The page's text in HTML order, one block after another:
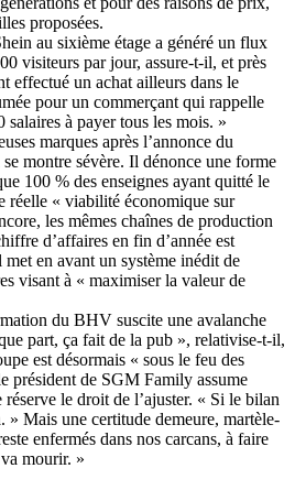
proposées.
au sixième étage a généré un flux
visiteurs par jour, assure-t-il, et près
effectué un achat ailleurs dans le
pour un commerçant qui rappelle
salaires à payer tous les mois. »
marques après l’annonce du
montre sévère. Il dénonce une forme
100 % des enseignes ayant quitté le
réelle « viabilité économique sur
les mêmes chaînes de production
d’affaires en fin d’année est
en avant un système inédit de
visant à « maximiser la valeur de
du BHV suscite une avalanche
part, ça fait de la pub », relativise-t-il,
est désormais « sous le feu des
président de SGM Family assume
réserve le droit de l’ajuster. « Si le bilan
» Mais une certitude demeure, martèle-
enfermés dans nos carcans, à faire
mourir. »